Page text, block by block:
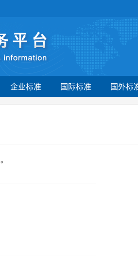
企业标准 国际标准 国外标
。